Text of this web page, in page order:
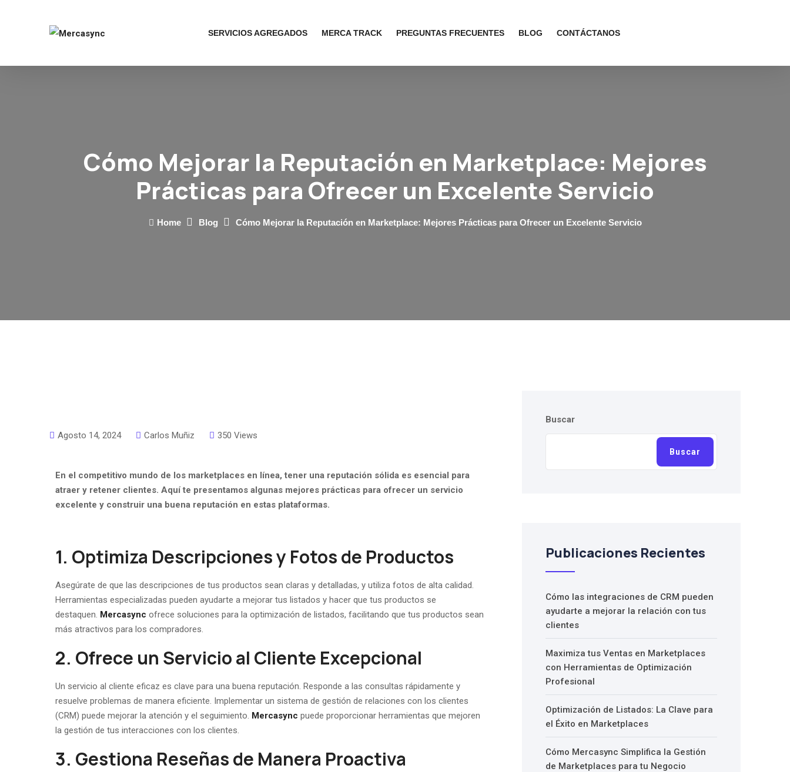
SERVICIOS AGREGADOS MERCA TRACK PREGUNTAS FRECUENTES BLOG CONTÁCTANOS
Cómo Mejorar la Reputación en Marketplace: Mejores
Prácticas para Ofrecer un Excelente Servicio
Home Blog Cómo Mejorar la Reputación en Marketplace: Mejores Prácticas para Ofrecer un Excelente Servicio
Agosto 14, 2024 Carlos Muñiz 350 Views
En el competitivo mundo de los marketplaces en línea, tener una reputación sólida es esencial para
atraer y retener clientes. Aquí te presentamos algunas mejores prácticas para ofrecer un servicio
excelente y construir una buena reputación en estas plataformas.
1. Optimiza Descripciones y Fotos de Productos
Asegúrate de que las descripciones de tus productos sean claras y detalladas, y utiliza fotos de alta calidad.
Herramientas especializadas pueden ayudarte a mejorar tus listados y hacer que tus productos se
destaquen. Mercasync ofrece soluciones para la optimización de listados, facilitando que tus productos sean
más atractivos para los compradores.
2. Ofrece un Servicio al Cliente Excepcional
Un servicio al cliente eficaz es clave para una buena reputación. Responde a las consultas rápidamente y
resuelve problemas de manera eficiente. Implementar un sistema de gestión de relaciones con los clientes
(CRM) puede mejorar la atención y el seguimiento. Mercasync puede proporcionar herramientas que mejoren
la gestión de tus interacciones con los clientes.
3. Gestiona Reseñas de Manera Proactiva
Buscar
Buscar
Publicaciones Recientes
Cómo las integraciones de CRM pueden
ayudarte a mejorar la relación con tus
clientes
Maximiza tus Ventas en Marketplaces
con Herramientas de Optimización
Profesional
Optimización de Listados: La Clave para
el Éxito en Marketplaces
Cómo Mercasync Simplifica la Gestión
de Marketplaces para tu Negocio